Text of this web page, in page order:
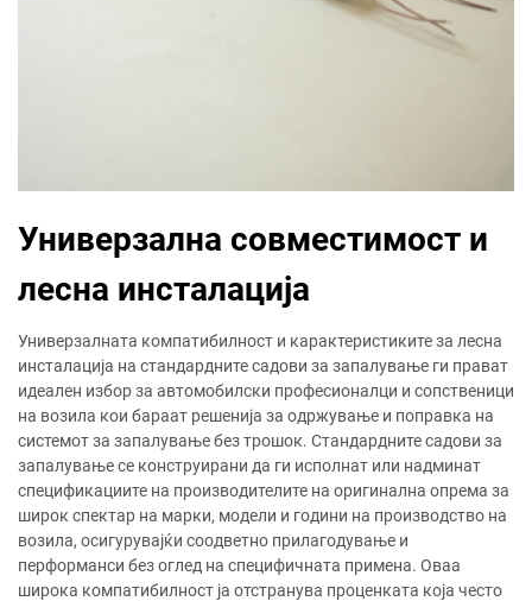
Универзална совместимост и
лесна инсталација
Универзалната компатибилност и карактеристиките за лесна
инсталација на стандардните садови за запалување ги прават
идеален избор за автомобилски професионалци и сопственици
на возила кои бараат решенија за одржување и поправка на
системот за запалување без трошок. Стандардните садови за
запалување се конструирани да ги исполнат или надминат
спецификациите на производителите на оригинална опрема за
широк спектар на марки, модели и години на производство на
возила, осигурувајќи соодветно прилагодување и
перформанси без оглед на специфичната примена. Оваа
широка компатибилност ја отстранува проценката која често